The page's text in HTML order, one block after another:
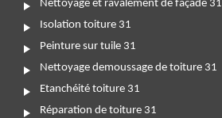
Nettoyage et ravalement de façade 31
Isolation toiture 31
Peinture sur tuile 31
Nettoyage demoussage de toiture 31
Etanchéité toiture 31
Réparation de toiture 31